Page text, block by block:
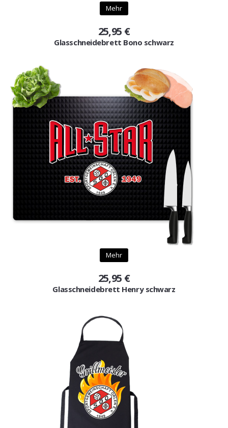
Mehr
25,95 €
Glasschneidebrett Bono schwarz
Mehr
25,95 €
Glasschneidebrett Henry schwarz